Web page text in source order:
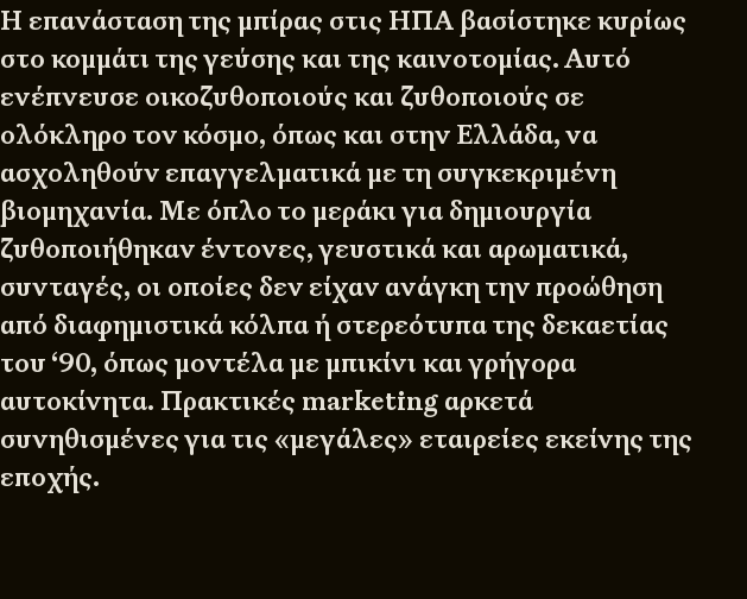
Η επανάσταση της μπίρας στις ΗΠΑ βασίστηκε κυρίως
στο κομμάτι της γεύσης και της καινοτομίας. Αυτό
ενέπνευσε οικοζυθοποιούς και ζυθοποιούς σε
ολόκληρο τον κόσμο, όπως και στην Ελλάδα, να
ασχοληθούν επαγγελματικά με τη συγκεκριμένη
βιομηχανία. Με όπλο το μεράκι για δημιουργία
ζυθοποιήθηκαν έντονες, γευστικά και αρωματικά,
συνταγές, οι οποίες δεν είχαν ανάγκη την προώθηση
από διαφημιστικά κόλπα ή στερεότυπα της δεκαετίας
του ‘90, όπως μοντέλα με μπικίνι και γρήγορα
αυτοκίνητα. Πρακτικές marketing αρκετά
συνηθισμένες για τις «μεγάλες» εταιρείες εκείνης της
εποχής.